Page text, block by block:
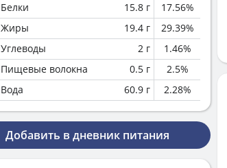
Белки
15.8 г 17.56%
Жиры
19.4 г 29.39%
Углеводы
2 г 1.46%
Пищевые волокна
0.5 г 2.5%
Вода
60.9 г 2.28%
Добавить в дневник питания